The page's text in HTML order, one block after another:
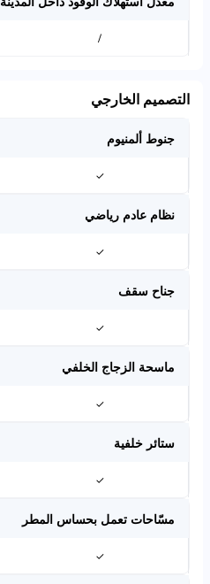
/
التصميم الخارجي
جنوط ألمنيوم
✓
نظام عادم رياضي
✓
جناح سقف
✓
ماسحة الزجاج الخلفي
✓
ستائر خلفية
✓
مسّاحات تعمل بحساس المطر
✓